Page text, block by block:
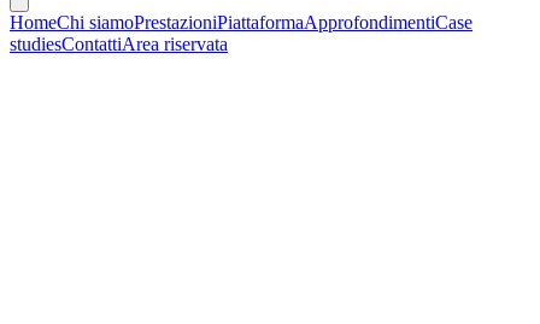
HomeChi siamoPrestazioniPiattaformaApprofondimentiCase
studiesContattiArea riservata